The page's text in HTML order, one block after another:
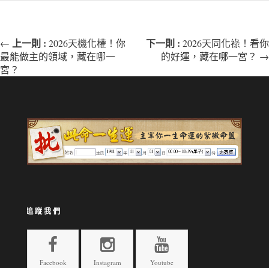
下一則 : 2026天同化祿！看你
的好運，藏在哪一宮？ →
← 上一則 : 2026天機化權！你
最能做主的領域，藏在哪一
宮？
追蹤我們
Facebook Instagram Youtube